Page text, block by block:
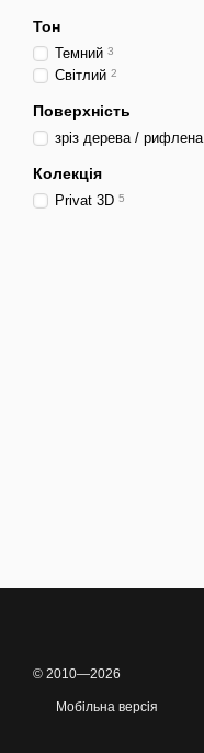
Тон
Темний 3
Світлий 2
Поверхність
зріз дерева / рифлена
Колекція
Privat 3D 5
© 2010—2026
Мобільна версія